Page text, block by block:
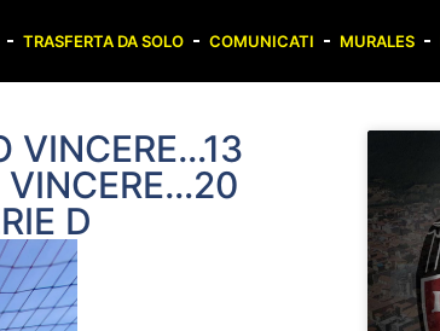
TRASFERTA DA SOLO COMUNICATI MURALES
VINCERE…13
VINCERE…20
D